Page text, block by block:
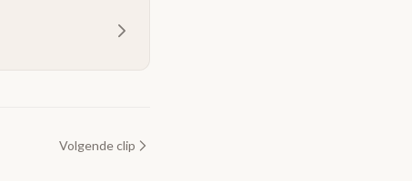
Volgende clip